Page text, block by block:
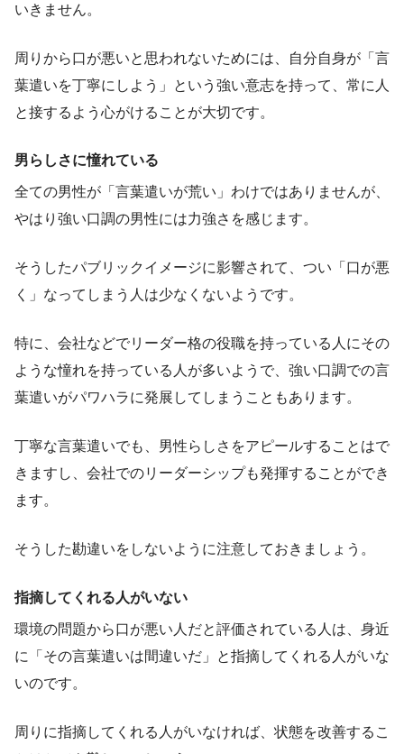
いきません。
周りから口が悪いと思われないためには、自分自身が「言
葉遣いを丁寧にしよう」という強い意志を持って、常に人
と接するよう心がけることが大切です。
男らしさに憧れている
全ての男性が「言葉遣いが荒い」わけではありませんが、
やはり強い口調の男性には力強さを感じます。
そうしたパブリックイメージに影響されて、つい「口が悪
く」なってしまう人は少なくないようです。
特に、会社などでリーダー格の役職を持っている人にその
ような憧れを持っている人が多いようで、強い口調での言
葉遣いがパワハラに発展してしまうこともあります。
丁寧な言葉遣いでも、男性らしさをアピールすることはで
きますし、会社でのリーダーシップも発揮することができ
ます。
そうした勘違いをしないように注意しておきましょう。
指摘してくれる人がいない
環境の問題から口が悪い人だと評価されている人は、身近
に「その言葉遣いは間違いだ」と指摘してくれる人がいな
いのです。
周りに指摘してくれる人がいなければ、状態を改善するこ